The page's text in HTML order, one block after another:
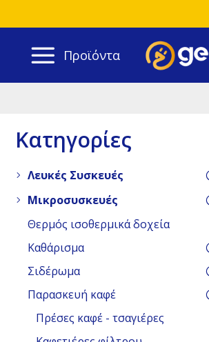
Προϊόντα
Κατηγορίες
Λευκές Συσκευές
Μικροσυσκευές
Θερμός ισοθερμικά δοχεία
Καθάρισμα
Σιδέρωμα
Παρασκευή καφέ
Πρέσες καφέ - τσαγιέρες